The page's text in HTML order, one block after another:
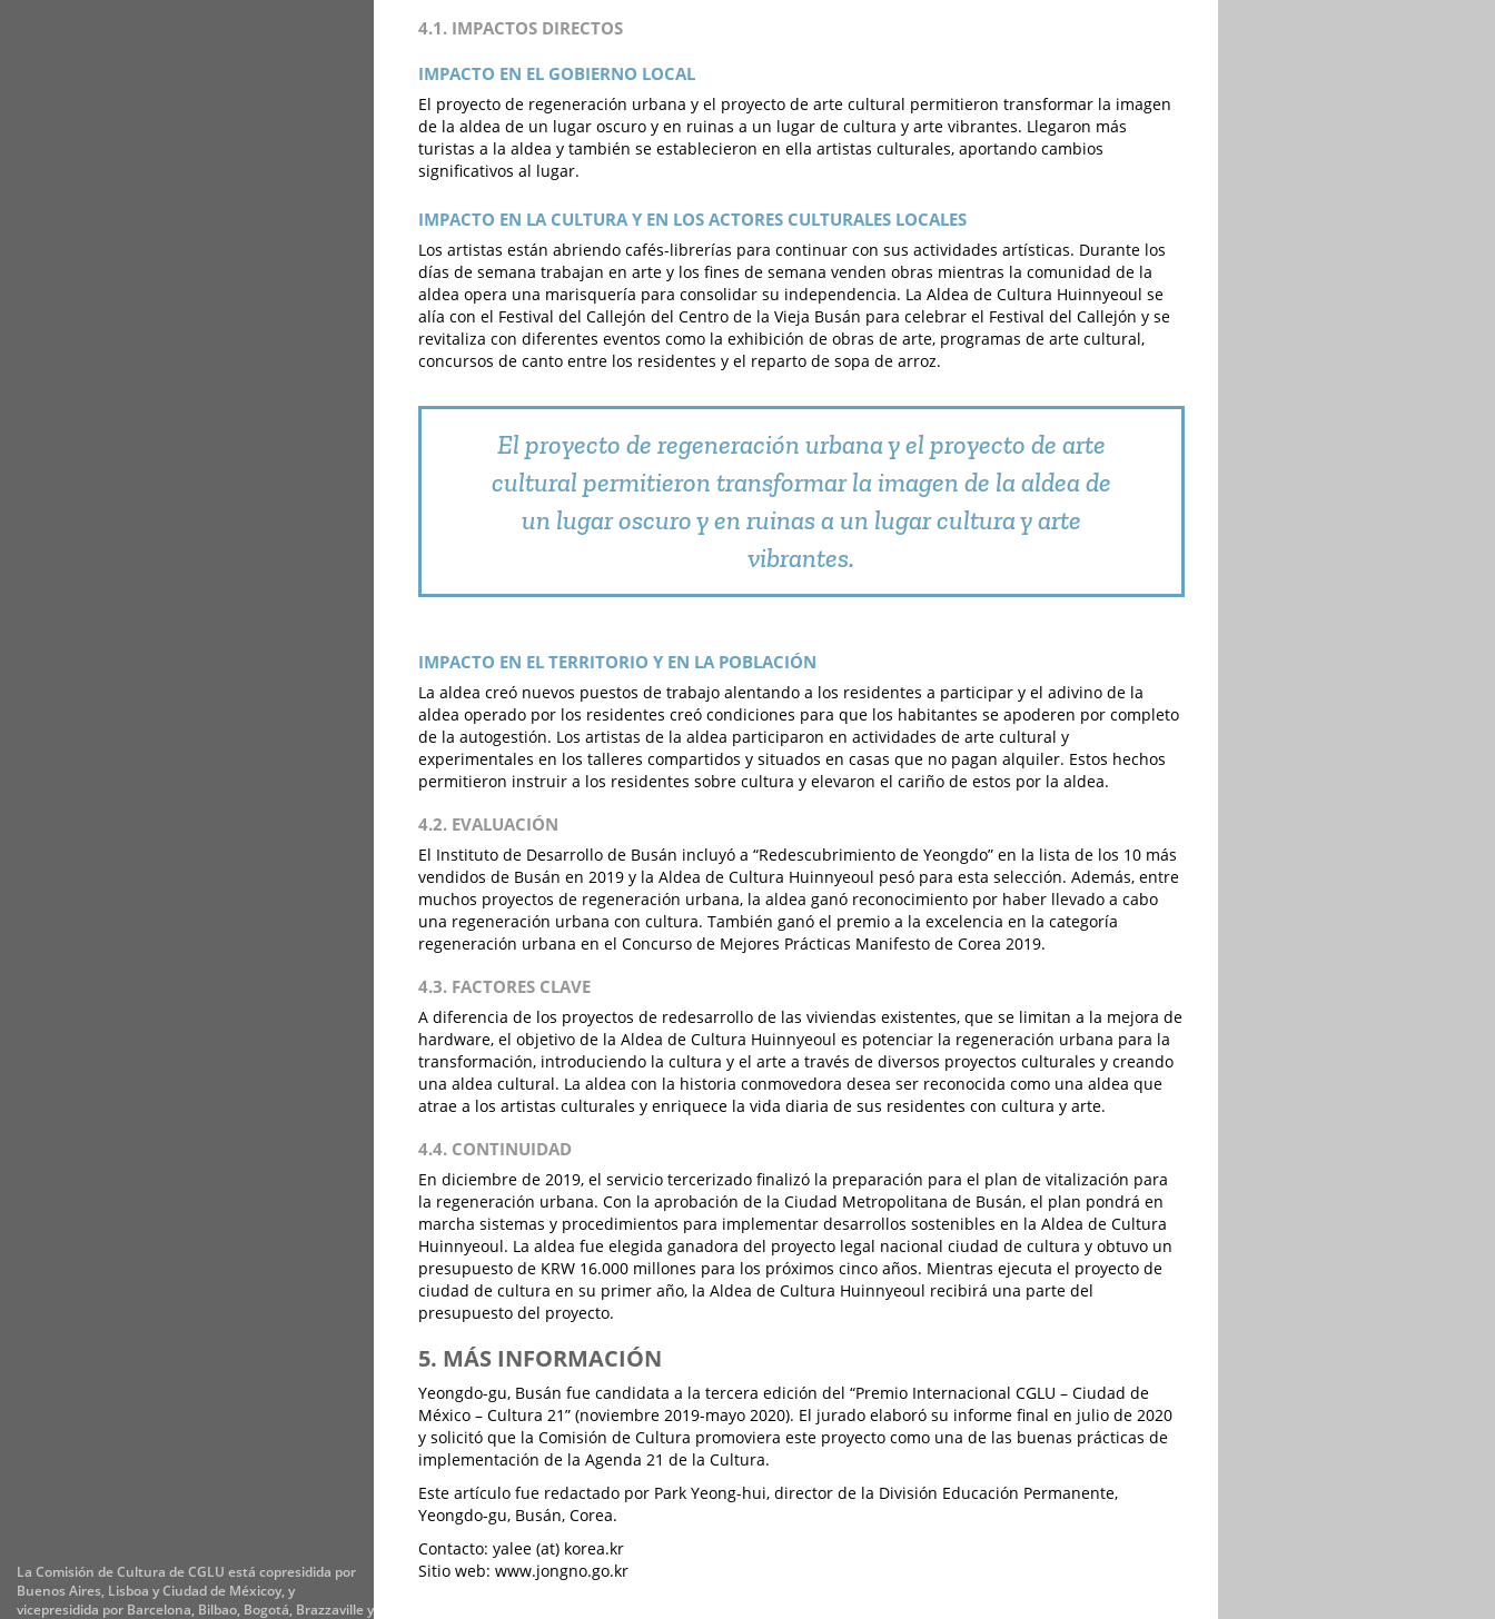
La Comisión de Cultura de CGLU está copresidida por
Buenos Aires, Lisboa y Ciudad de Méxicoy, y
vicepresidida por Barcelona, Bilbao, Bogotá, Brazzaville y
4.1. IMPACTOS DIRECTOS
IMPACTO EN EL GOBIERNO LOCAL
El proyecto de regeneración urbana y el proyecto de arte cultural permitieron transformar la imagen
de la aldea de un lugar oscuro y en ruinas a un lugar de cultura y arte vibrantes. Llegaron más
turistas a la aldea y también se establecieron en ella artistas culturales, aportando cambios
significativos al lugar.
IMPACTO EN LA CULTURA Y EN LOS ACTORES CULTURALES LOCALES
Los artistas están abriendo cafés-librerías para continuar con sus actividades artísticas. Durante los
días de semana trabajan en arte y los fines de semana venden obras mientras la comunidad de la
aldea opera una marisquería para consolidar su independencia. La Aldea de Cultura Huinnyeoul se
alía con el Festival del Callejón del Centro de la Vieja Busán para celebrar el Festival del Callejón y se
revitaliza con diferentes eventos como la exhibición de obras de arte, programas de arte cultural,
concursos de canto entre los residentes y el reparto de sopa de arroz.
El proyecto de regeneración urbana y el proyecto de arte
cultural permitieron transformar la imagen de la aldea de
un lugar oscuro y en ruinas a un lugar cultura y arte
vibrantes.
IMPACTO EN EL TERRITORIO Y EN LA POBLACIÓN
La aldea creó nuevos puestos de trabajo alentando a los residentes a participar y el adivino de la
aldea operado por los residentes creó condiciones para que los habitantes se apoderen por completo
de la autogestión. Los artistas de la aldea participaron en actividades de arte cultural y
experimentales en los talleres compartidos y situados en casas que no pagan alquiler. Estos hechos
permitieron instruir a los residentes sobre cultura y elevaron el cariño de estos por la aldea.
4.2. EVALUACIÓN
El Instituto de Desarrollo de Busán incluyó a “Redescubrimiento de Yeongdo” en la lista de los 10 más
vendidos de Busán en 2019 y la Aldea de Cultura Huinnyeoul pesó para esta selección. Además, entre
muchos proyectos de regeneración urbana, la aldea ganó reconocimiento por haber llevado a cabo
una regeneración urbana con cultura. También ganó el premio a la excelencia en la categoría
regeneración urbana en el Concurso de Mejores Prácticas Manifesto de Corea 2019.
4.3. FACTORES CLAVE
A diferencia de los proyectos de redesarrollo de las viviendas existentes, que se limitan a la mejora de
hardware, el objetivo de la Aldea de Cultura Huinnyeoul es potenciar la regeneración urbana para la
transformación, introduciendo la cultura y el arte a través de diversos proyectos culturales y creando
una aldea cultural. La aldea con la historia conmovedora desea ser reconocida como una aldea que
atrae a los artistas culturales y enriquece la vida diaria de sus residentes con cultura y arte.
4.4. CONTINUIDAD
En diciembre de 2019, el servicio tercerizado finalizó la preparación para el plan de vitalización para
la regeneración urbana. Con la aprobación de la Ciudad Metropolitana de Busán, el plan pondrá en
marcha sistemas y procedimientos para implementar desarrollos sostenibles en la Aldea de Cultura
Huinnyeoul. La aldea fue elegida ganadora del proyecto legal nacional ciudad de cultura y obtuvo un
presupuesto de KRW 16.000 millones para los próximos cinco años. Mientras ejecuta el proyecto de
ciudad de cultura en su primer año, la Aldea de Cultura Huinnyeoul recibirá una parte del
presupuesto del proyecto.
5. MÁS INFORMACIÓN
Yeongdo-gu, Busán fue candidata a la tercera edición del “Premio Internacional CGLU – Ciudad de
México – Cultura 21” (noviembre 2019-mayo 2020). El jurado elaboró su informe final en julio de 2020
y solicitó que la Comisión de Cultura promoviera este proyecto como una de las buenas prácticas de
implementación de la Agenda 21 de la Cultura.
Este artículo fue redactado por Park Yeong-hui, director de la División Educación Permanente,
Yeongdo-gu, Busán, Corea.
Contacto: yalee (at) korea.kr
Sitio web: www.jongno.go.kr